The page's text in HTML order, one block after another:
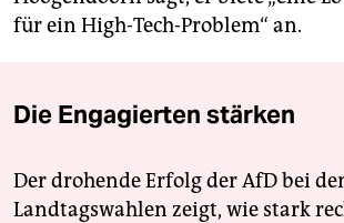
für ein High-Tech-Problem“ an.
Die Engagierten stärken
Der drohende Erfolg der AfD bei
Landtagswahlen zeigt, wie stark